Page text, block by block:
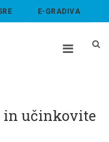
E-GRADIVA
učinkovite